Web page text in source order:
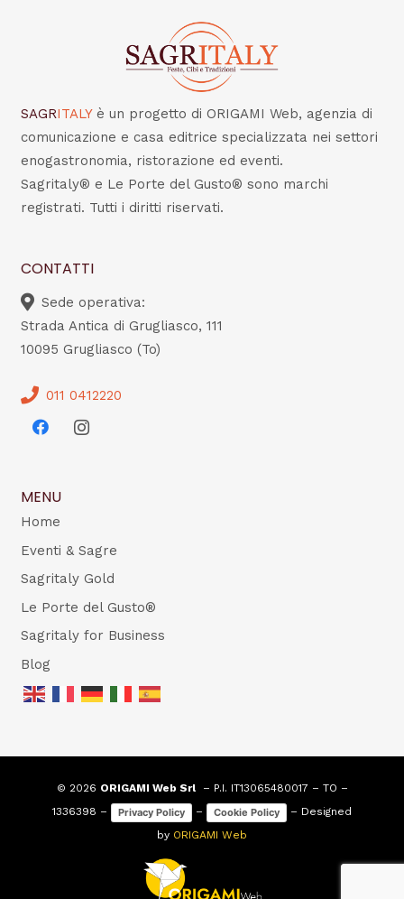
SAGRITALY è un progetto di ORIGAMI Web, agenzia di
comunicazione e casa editrice specializzata nei settori
enogastronomia, ristorazione ed eventi.
Sagritaly® e Le Porte del Gusto® sono marchi
registrati. Tutti i diritti riservati.
CONTATTI
Sede operativa:
Strada Antica di Grugliasco, 111
10095 Grugliasco (To)
011 0412220
MENU
Home
Eventi & Sagre
Sagritaly Gold
Le Porte del Gusto®
Sagritaly for Business
Blog
© 2026 ORIGAMI Web Srl– P.I. IT13065480017 – TO –
1336398 –
Privacy Policy – Cookie Policy
– Designed
by ORIGAMI Web